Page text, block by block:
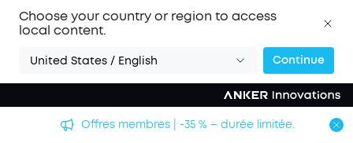
Choose your country or region to access
local content.
United States / English Continue
Offres membres | -35 % – durée limitée.